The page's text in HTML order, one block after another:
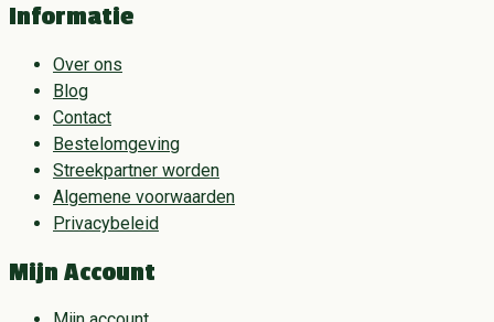
Informatie
Over ons
Blog
Contact
Bestelomgeving
Streekpartner worden
Algemene voorwaarden
Privacybeleid
Mijn Account